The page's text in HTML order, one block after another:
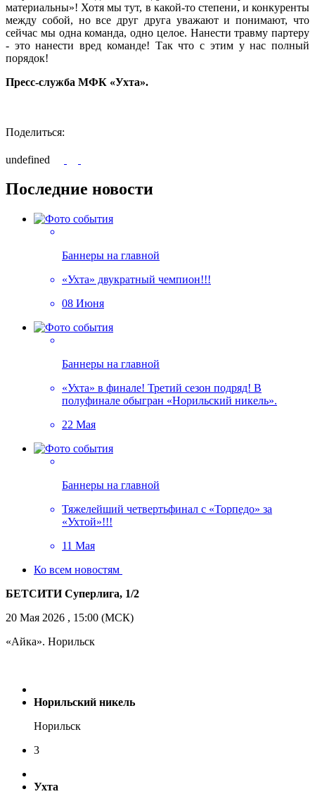
материальны»! Хотя мы тут, в какой-то степени, и конкуренты
между собой, но все друг друга уважают и понимают, что
сейчас мы одна команда, одно целое. Нанести травму партеру
- это нанести вред команде! Так что с этим у нас полный
порядок!
Пресс-служба МФК «Ухта».
Поделиться:
undefined
Последние новости
Баннеры на главной
«Ухта» двукратный чемпион!!!
08 Июня
Баннеры на главной
«Ухта» в финале! Третий сезон подряд! В
полуфинале обыгран «Норильский никель».
22 Мая
Баннеры на главной
Тяжелейший четвертьфинал с «Торпедо» за
«Ухтой»!!!
11 Мая
Ко всем новостям
БЕТСИТИ Суперлига, 1/2
20 Мая 2026 , 15:00 (МСК)
«Айка». Норильск
Норильский никель
Норильск
3
Ухта